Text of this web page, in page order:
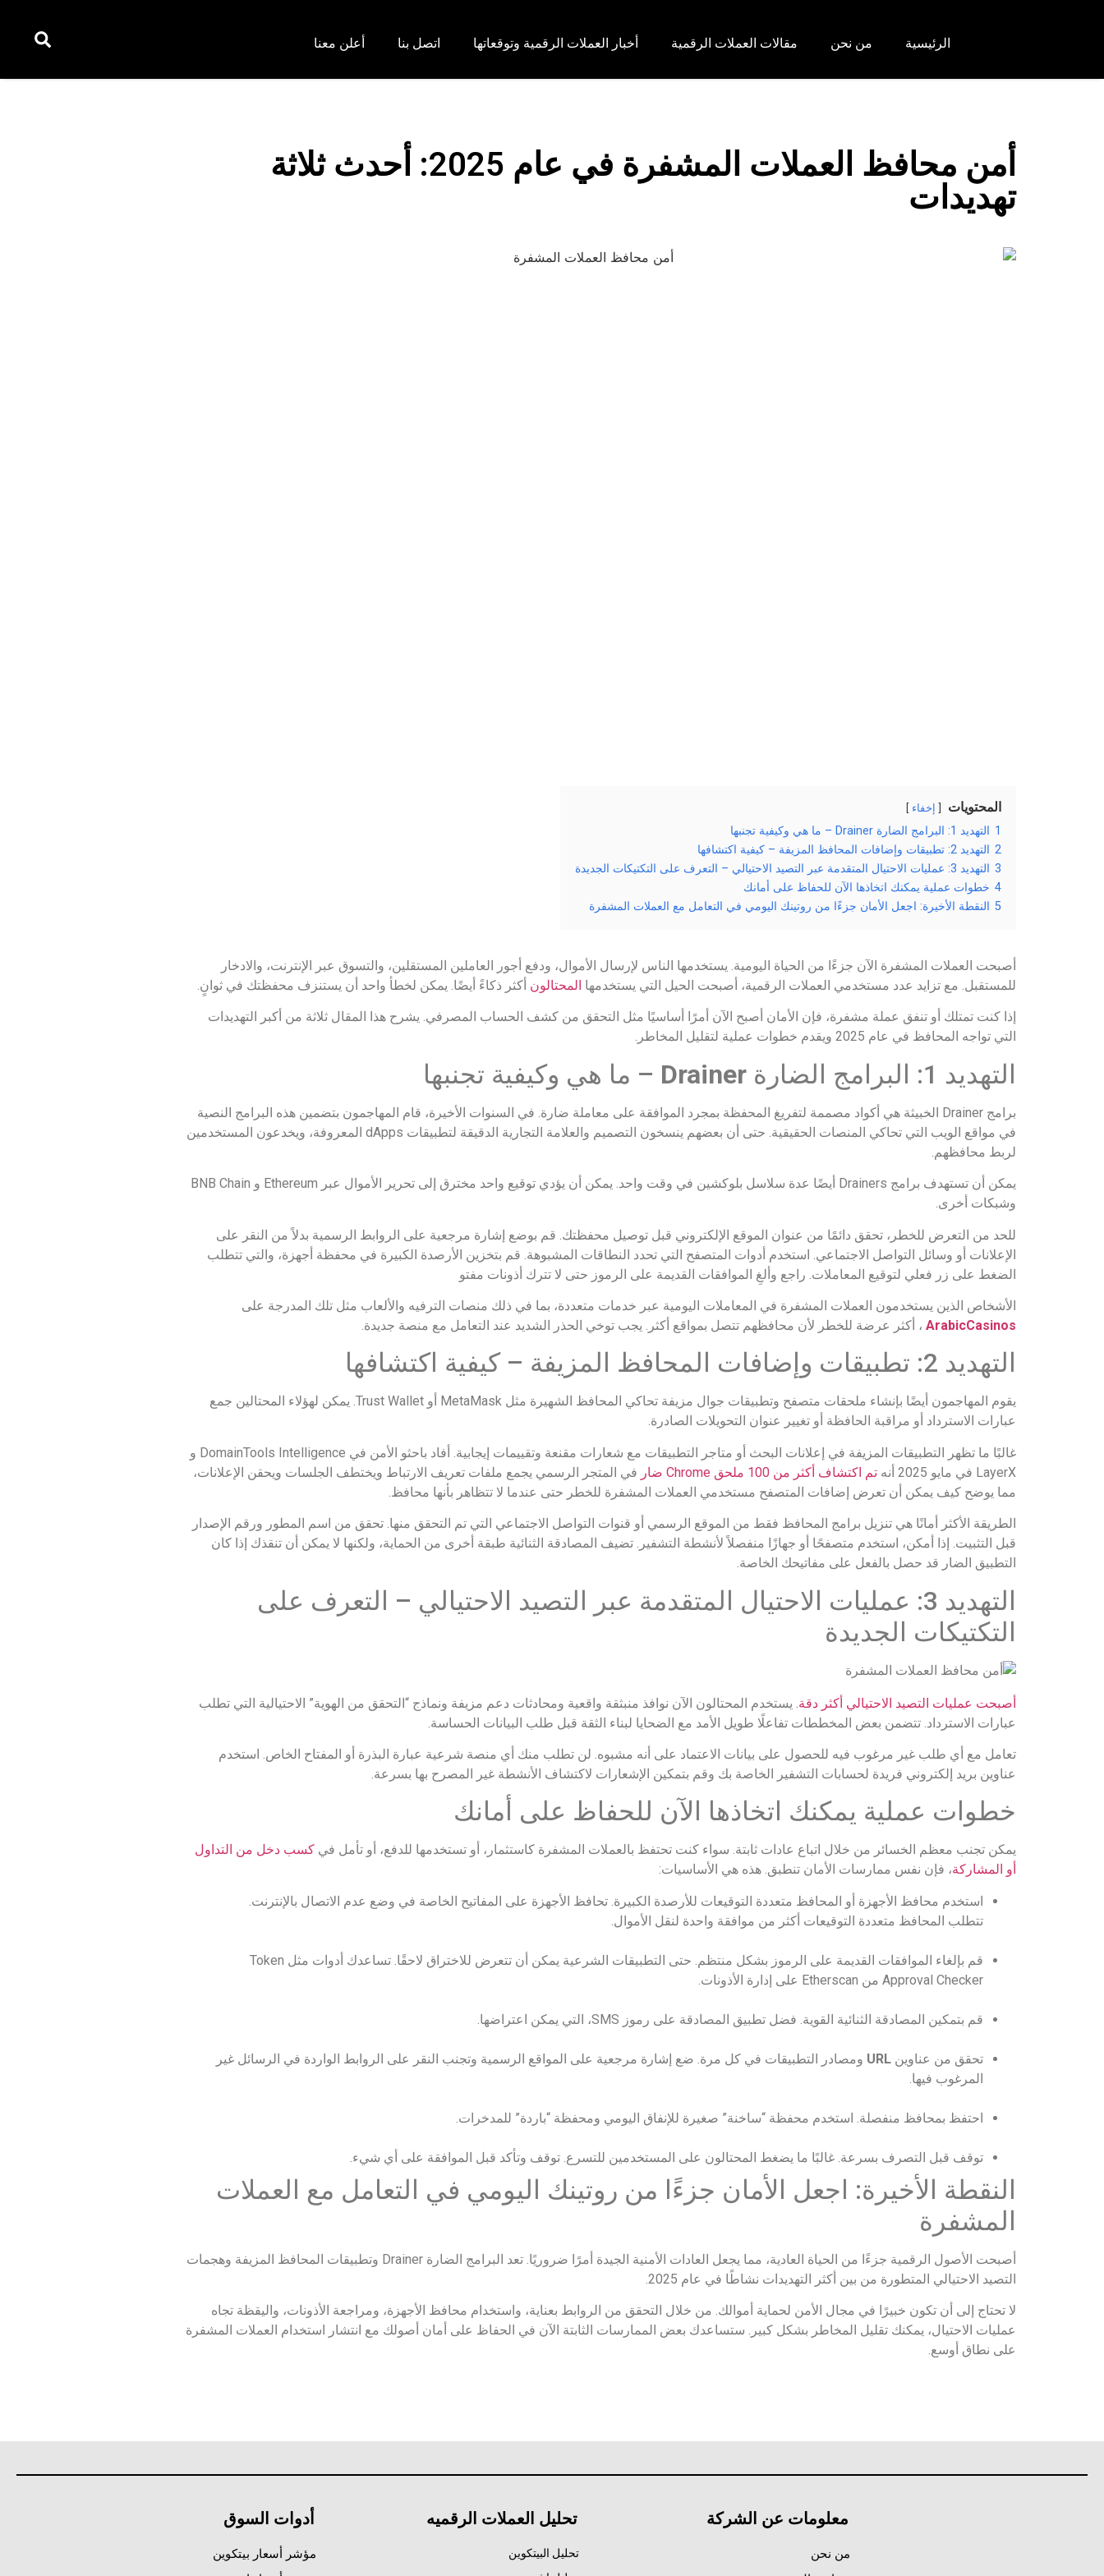
الرئيسية من نحن مقالات العملات الرقمية أخبار العملات الرقمية وتوقعاتها اتصل بنا أعلن معنا
أمن محافظ العملات المشفرة في عام 2025: أحدث ثلاثة
تهديدات
المحتويات إخفاء
1 التهديد 1: البرامج الضارة Drainer – ما هي وكيفية تجنبها
2 التهديد 2: تطبيقات وإضافات المحافظ المزيفة – كيفية اكتشافها
3 التهديد 3: عمليات الاحتيال المتقدمة عبر التصيد الاحتيالي – التعرف على التكتيكات الجديدة
4 خطوات عملية يمكنك اتخاذها الآن للحفاظ على أمانك
5 النقطة الأخيرة: اجعل الأمان جزءًا من روتينك اليومي في التعامل مع العملات المشفرة
أصبحت العملات المشفرة الآن جزءًا من الحياة اليومية. يستخدمها الناس لإرسال الأموال، ودفع أجور العاملين المستقلين، والتسوق عبر الإنترنت، والادخار
للمستقبل. مع تزايد عدد مستخدمي العملات الرقمية، أصبحت الحيل التي يستخدمها المحتالون أكثر ذكاءً أيضًا. يمكن لخطأ واحد أن يستنزف محفظتك في ثوانٍ.
إذا كنت تمتلك أو تنفق عملة مشفرة، فإن الأمان أصبح الآن أمرًا أساسيًا مثل التحقق من كشف الحساب المصرفي. يشرح هذا المقال ثلاثة من أكبر التهديدات
التي تواجه المحافظ في عام 2025 ويقدم خطوات عملية لتقليل المخاطر.
التهديد 1: البرامج الضارة Drainer – ما هي وكيفية تجنبها
برامج Drainer الخبيثة هي أكواد مصممة لتفريغ المحفظة بمجرد الموافقة على معاملة ضارة. في السنوات الأخيرة، قام المهاجمون بتضمين هذه البرامج النصية
في مواقع الويب التي تحاكي المنصات الحقيقية. حتى أن بعضهم ينسخون التصميم والعلامة التجارية الدقيقة لتطبيقات dApps المعروفة، ويخدعون المستخدمين
لربط محافظهم.
يمكن أن تستهدف برامج Drainers أيضًا عدة سلاسل بلوكشين في وقت واحد. يمكن أن يؤدي توقيع واحد مخترق إلى تحرير الأموال عبر Ethereum و BNB Chain
وشبكات أخرى.
للحد من التعرض للخطر، تحقق دائمًا من عنوان الموقع الإلكتروني قبل توصيل محفظتك. قم بوضع إشارة مرجعية على الروابط الرسمية بدلاً من النقر على
الإعلانات أو وسائل التواصل الاجتماعي. استخدم أدوات المتصفح التي تحدد النطاقات المشبوهة. قم بتخزين الأرصدة الكبيرة في محفظة أجهزة، والتي تتطلب
الضغط على زر فعلي لتوقيع المعاملات. راجع وألغِ الموافقات القديمة على الرموز حتى لا تترك أذونات مفتو
الأشخاص الذين يستخدمون العملات المشفرة في المعاملات اليومية عبر خدمات متعددة، بما في ذلك منصات الترفيه والألعاب مثل تلك المدرجة على
ArabicCasinos ، أكثر عرضة للخطر لأن محافظهم تتصل بمواقع أكثر. يجب توخي الحذر الشديد عند التعامل مع منصة جديدة.
التهديد 2: تطبيقات وإضافات المحافظ المزيفة – كيفية اكتشافها
يقوم المهاجمون أيضًا بإنشاء ملحقات متصفح وتطبيقات جوال مزيفة تحاكي المحافظ الشهيرة مثل MetaMask أو Trust Wallet. يمكن لهؤلاء المحتالين جمع
عبارات الاسترداد أو مراقبة الحافظة أو تغيير عنوان التحويلات الصادرة.
غالبًا ما تظهر التطبيقات المزيفة في إعلانات البحث أو متاجر التطبيقات مع شعارات مقنعة وتقييمات إيجابية. أفاد باحثو الأمن في DomainTools Intelligence و
LayerX في مايو 2025 أنه
تم اكتشاف أكثر من ملحق Chrome ضار في المتجر الرسمي يجمع ملفات تعريف الارتباط ويختطف الجلسات ويحقن الإعلانات،
مما يوضح كيف يمكن أن تعرض إضافات المتصفح مستخدمي العملات المشفرة للخطر حتى عندما لا تتظاهر بأنها محافظ.
الطريقة الأكثر أمانًا هي تنزيل برامج المحافظ فقط من الموقع الرسمي أو قنوات التواصل الاجتماعي التي تم التحقق منها. تحقق من اسم المطور ورقم الإصدار
قبل التثبيت. إذا أمكن، استخدم متصفحًا أو جهازًا منفصلاً لأنشطة التشفير. تضيف المصادقة الثنائية طبقة أخرى من الحماية، ولكنها لا يمكن أن تنقذك إذا كان
التطبيق الضار قد حصل بالفعل على مفاتيحك الخاصة.
التهديد 3: عمليات الاحتيال المتقدمة عبر التصيد الاحتيالي – التعرف على
التكتيكات الجديدة
أصبحت عمليات التصيد الاحتيالي أكثر دقة. يستخدم المحتالون الآن نوافذ منبثقة واقعية ومحادثات دعم مزيفة ونماذج “التحقق من الهوية” الاحتيالية التي تطلب
عبارات الاسترداد. تتضمن بعض المخططات تفاعلًا طويل الأمد مع الضحايا لبناء الثقة قبل طلب البيانات الحساسة.
تعامل مع أي طلب غير مرغوب فيه للحصول على بيانات الاعتماد على أنه مشبوه. لن تطلب منك أي منصة شرعية عبارة البذرة أو المفتاح الخاص. استخدم
عناوين بريد إلكتروني فريدة لحسابات التشفير الخاصة بك وقم بتمكين الإشعارات لاكتشاف الأنشطة غير المصرح بها بسرعة.
خطوات عملية يمكنك اتخاذها الآن للحفاظ على أمانك
يمكن تجنب معظم الخسائر من خلال اتباع عادات ثابتة. سواء كنت تحتفظ بالعملات المشفرة كاستثمار، أو تستخدمها للدفع، أو تأمل في كسب دخل من التداول
أو المشاركة، فإن نفس ممارسات الأمان تنطبق. هذه هي الأساسيات:
استخدم محافظ الأجهزة أو المحافظ متعددة التوقيعات للأرصدة الكبيرة. تحافظ الأجهزة على المفاتيح الخاصة في وضع عدم الاتصال بالإنترنت.
تتطلب المحافظ متعددة التوقيعات أكثر من موافقة واحدة لنقل الأموال.
قم بإلغاء الموافقات القديمة على الرموز بشكل منتظم. حتى التطبيقات الشرعية يمكن أن تتعرض للاختراق لاحقًا. تساعدك أدوات مثل Token
Approval Checker من Etherscan على إدارة الأذونات.
قم بتمكين المصادقة الثنائية القوية. فضل تطبيق المصادقة على رموز SMS، التي يمكن اعتراضها.
تحقق من عناوين URL ومصادر التطبيقات في كل مرة. ضع إشارة مرجعية على المواقع الرسمية وتجنب النقر على الروابط الواردة في الرسائل غير
المرغوب فيها.
احتفظ بمحافظ منفصلة. استخدم محفظة “ساخنة” صغيرة للإنفاق اليومي ومحفظة “باردة” للمدخرات.
توقف قبل التصرف بسرعة. غالبًا ما يضغط المحتالون على المستخدمين للتسرع. توقف وتأكد قبل الموافقة على أي شيء.
النقطة الأخيرة: اجعل الأمان جزءًا من روتينك اليومي في التعامل مع العملات
المشفرة
أصبحت الأصول الرقمية جزءًا من الحياة العادية، مما يجعل العادات الأمنية الجيدة أمرًا ضروريًا. تعد البرامج الضارة Drainer وتطبيقات المحافظ المزيفة وهجمات
التصيد الاحتيالي المتطورة من بين أكثر التهديدات نشاطًا في عام 2025.
لا تحتاج إلى أن تكون خبيرًا في مجال الأمن لحماية أموالك. من خلال التحقق من الروابط بعناية، واستخدام محافظ الأجهزة، ومراجعة الأذونات، واليقظة تجاه
عمليات الاحتيال، يمكنك تقليل المخاطر بشكل كبير. ستساعدك بعض الممارسات الثابتة الآن في الحفاظ على أمان أصولك مع انتشار استخدام العملات المشفرة
على نطاق أوسع.
معلومات عن الشركة
من نحن
تحليل العملات الرقميه
تحليل البيتكوين
أدوات السوق
مؤشر أسعار بيتكوين